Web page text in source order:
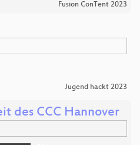
Fusion ConTent 2023
Jugend hackt 2023
des CCC Hannover